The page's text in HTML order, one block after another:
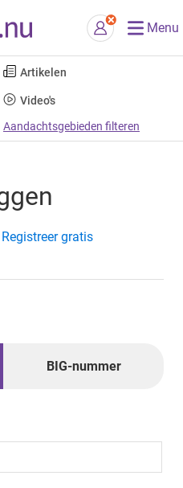
Menu
Artikelen
Video's
Aandachtsgebieden filteren
Registreer gratis
BIG-nummer